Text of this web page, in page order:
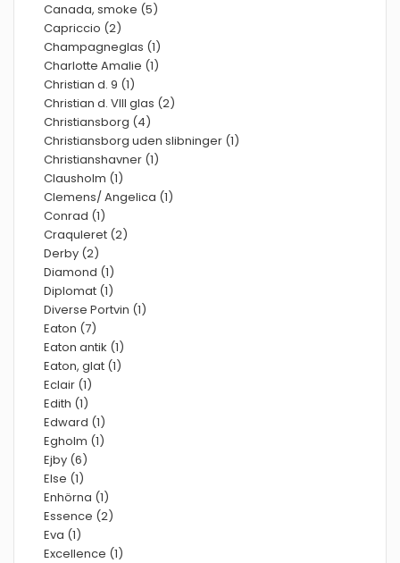
Canada, smoke (5)
Capriccio (2)
Champagneglas (1)
Charlotte Amalie (1)
Christian d. 9 (1)
Christian d. VIII glas (2)
Christiansborg (4)
Christiansborg uden slibninger (1)
Christianshavner (1)
Clausholm (1)
Clemens/ Angelica (1)
Conrad (1)
Craquleret (2)
Derby (2)
Diamond (1)
Diplomat (1)
Diverse Portvin (1)
Eaton (7)
Eaton antik (1)
Eaton, glat (1)
Eclair (1)
Edith (1)
Edward (1)
Egholm (1)
Ejby (6)
Else (1)
Enhörna (1)
Essence (2)
Eva (1)
Excellence (1)